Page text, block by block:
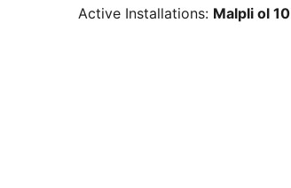
Active Installations: Malpli ol 10